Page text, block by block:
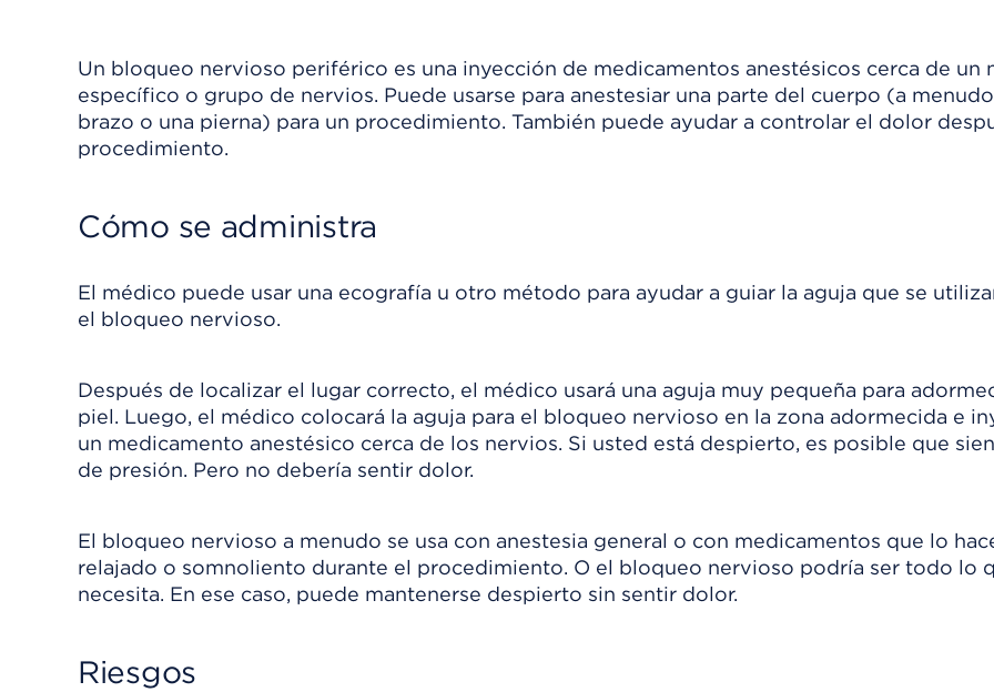
Un bloqueo nervioso periférico es una inyección de medicamentos anestésicos cerca de un
específico o grupo de nervios. Puede usarse para anestesiar una parte del cuerpo (a
brazo o una pierna) para un procedimiento. También puede ayudar a controlar el dolor
procedimiento.
Cómo se administra
El médico puede usar una ecografía u otro método para ayudar a guiar la aguja que se
el bloqueo nervioso.
Después de localizar el lugar correcto, el médico usará una aguja muy pequeña para
piel. Luego, el médico colocará la aguja para el bloqueo nervioso en la zona adormecida e
un medicamento anestésico cerca de los nervios. Si usted está despierto, es posible que
de presión. Pero no debería sentir dolor.
El bloqueo nervioso a menudo se usa con anestesia general o con medicamentos que lo
relajado o somnoliento durante el procedimiento. O el bloqueo nervioso podría ser todo lo
necesita. En ese caso, puede mantenerse despierto sin sentir dolor.
Riesgos